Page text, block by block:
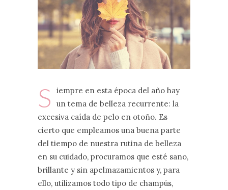
S
iempre en esta época del año hay
un tema de belleza recurrente: la
excesiva caída de pelo en otoño. Es
cierto que empleamos una buena parte
del tiempo de nuestra rutina de belleza
en su cuidado, procuramos que esté sano,
brillante y sin apelmazamientos y, para
ello, utilizamos todo tipo de champús,